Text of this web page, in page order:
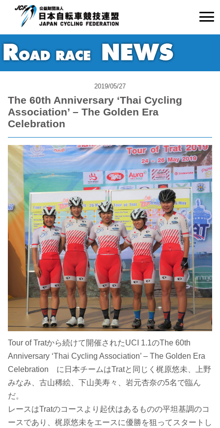
2019/05/27
The 60th Anniversary ‘Thai Cycling
Association’ – The Golden Era
Celebration
Tour of Tratから続けて開催されたUCI 1.1のThe 60th
Anniversary ‘Thai Cycling Association’ – The Golden Era
Celebration に日本チームはTratと同じく梶原悠未、上野
みなみ、古山稀絵、下山美寿々、岩元杏奈の5名で臨ん
だ。
レースはTratのコースより起伏はあるものの平坦基調のコ
ースであり、梶原悠未をエースに優勝を狙ってスタートし